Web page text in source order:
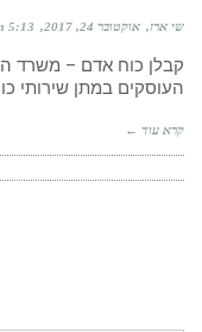
שי ארז אוקטובר 24, 2017 5:13 pm
קבלן כוח אדם – משרד
העוסקים במתן שירותי
קרא עוד ←